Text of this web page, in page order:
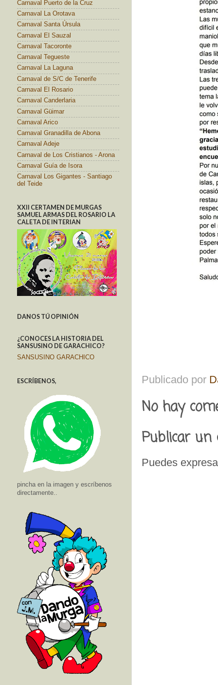
Publicado por
No hay
Publicar
Puedes
Carnaval Puerto de la Cruz
Carnaval La Orotava
Carnaval Santa Úrsula
Carnaval El Sauzal
Carnaval Tacoronte
Carnaval Tegueste
Carnaval La Laguna
Carnaval de S/C de Tenerife
Carnaval El Rosario
Carnaval Canderlaria
Carnaval Güimar
Carnaval Arico
Carnaval Granadilla de Abona
Carnaval Adeje
Carnaval de Los Cristianos - Arona
Carnaval Guía de Isora
Carnaval Los Gigantes - Santiago
del Teide
XXII CERTAMEN DE MURGAS
SAMUEL ARMAS DEL ROSARIO LA
CALETA DE INTERIAN
DANOS TÚ OPINIÓN
¿CONOCES LA HISTORIA DEL
SANSUSINO DE GARACHICO?
SANSUSINO GARACHICO
ESCRÍBENOS,
pincha en la imagen y escríbenos
directamente..